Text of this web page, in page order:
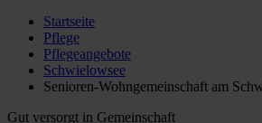
Startseite
Pflege
Pflegeangebote
Schwielowsee
Senioren-Wohngemeinschaft am
Gut versorgt in Gemeinschaft